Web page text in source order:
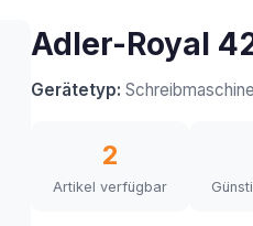
Adler-Royal
Gerätetyp: Schreibmaschine
2
Artikel verfügbar